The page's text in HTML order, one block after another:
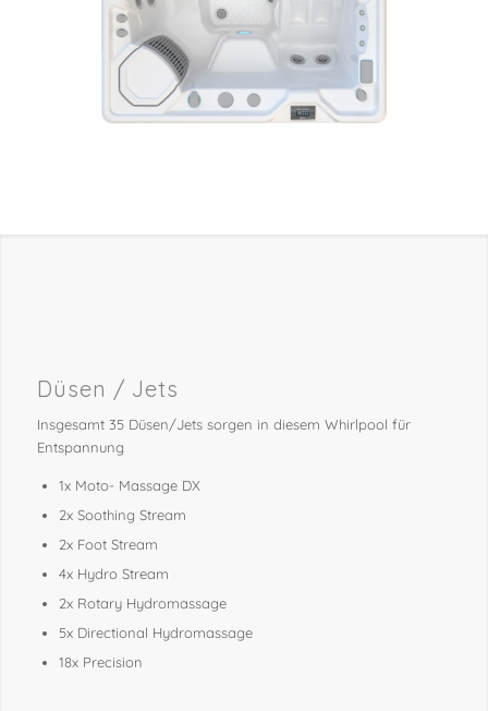
Düsen / Jets
Insgesamt 35 Düsen/Jets sorgen in diesem Whirlpool für
Entspannung
1x Moto- Massage DX
2x Soothing Stream
2x Foot Stream
4x Hydro Stream
2x Rotary Hydromassage
5x Directional Hydromassage
18x Precision